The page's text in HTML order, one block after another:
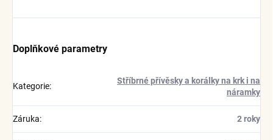
Doplňkové parametry
Kategorie:
Stříbrné přívěsky a korálky na krk i na
náramky
Záruka: 2 roky